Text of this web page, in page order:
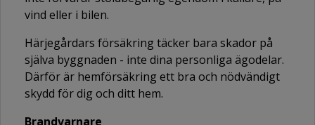
vind eller i bilen.
Härjegårdars försäkring täcker bara skador på
själva byggnaden - inte dina personliga ägodelar.
Därför är hemförsäkring ett bra och nödvändigt
skydd för dig och ditt hem.
Brandvarnare